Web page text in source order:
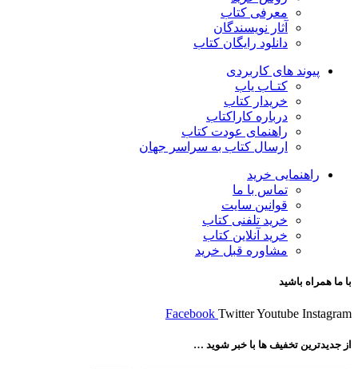
معرفی کتاب
آثار نویسندگان
دانلود رایگان کتاب
پیوند های کاربردی
کتـاب یاب
خریدار کتاب
درباره کاراکتاب
راهنمای عودت کتاب
ارسال کتاب به سراسر جهان
راهنمایی خرید
تماس با ما
قوانین سایت
خرید تلفنی کتاب
خرید آنلاین کتاب
مشاوره قبل خرید
با ما همراه باشید
Facebook TwitterYoutube Instagram
از جدیدترین تخفیف ها با خبر شوید …